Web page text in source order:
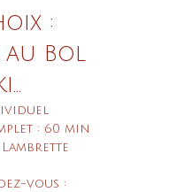
:
au Bol
: 60 min
vous :